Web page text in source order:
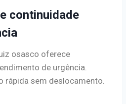
continuidade
osasco oferece
de urgência.
rápida sem deslocamento.